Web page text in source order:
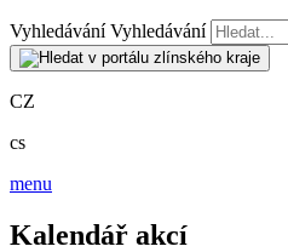
Vyhledávání Vyhledávání
CZ
cs
menu
Kalendář akcí